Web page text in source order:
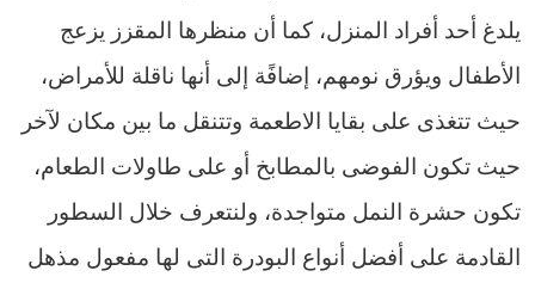
يلدغ أحد أفراد المنزل، كما أن منظرها المقزز يزعج
الأطفال ويؤرق نومهم، إضافًة إلى أنها ناقلة للأمراض،
حيث تتغذى على بقايا الاطعمة وتتنقل ما بين مكان لآخر
حيث تكون الفوضى بالمطابخ أو على طاولات الطعام،
تكون حشرة النمل متواجدة، ولنتعرف خلال السطور
القادمة على أفضل أنواع البودرة التى لها مفعول مذهل